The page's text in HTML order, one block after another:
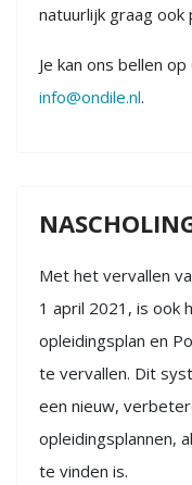
natuurlijk graag ook
Je kan ons bellen
info@ondile.nl.
Met het vervallen
1 april 2021, is ook
opleidingsplan en
te vervallen. Dit
een nieuw,
opleidingsplannen,
te vinden is.